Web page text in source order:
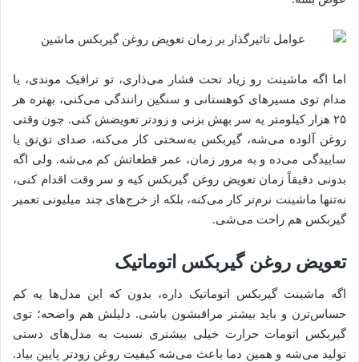
اما اگه ماشینت رو زیاد تحت فشار می‌ذاری، تو ترافیک موندی، یا
مدام توی مسیرهای کوهستانی و سنگین رانندگی می‌کنی، بهتره هر
۲۵ هزار کیلومتر یه سر بهش بزنی و زودتر تعویضش کنی. چون وقتی
روغن آلوده می‌شه، گیربکس به‌سختی کار می‌کنه، صدای تق‌تق یا
ساییدگی می‌ده و به مرور زمان، عمر قطعاتش کم می‌شه. ولی اگه
بدونی دقیقاً زمان تعویض روغن گیربکس کیه و سر وقت اقدام کنی،
نه‌تنها ماشینت نرم‌تر کار می‌کنه، بلکه از خرج‌های چند میلیونی تعمیر
گیربکس هم راحت می‌شی.
تعویض روغن گیربکس اتوماتیک
اگه ماشینت گیربکس اتوماتیک داره، بدون که این مدل‌ها یه کم
حساس‌ترن و باید بیشتر مراقبشون باشی. دلیلش هم واضحه؛ توی
گیربکس اتومات حرارت خیلی بیشتری نسبت به مدل‌های دستی
تولید می‌شه و همین دما باعث می‌شه کیفیت روغن زودتر پایین بیاد.